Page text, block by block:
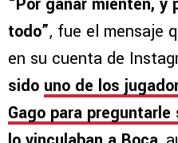
todo”, fue el mensaje
en su cuenta de
sido uno de los
Gago para